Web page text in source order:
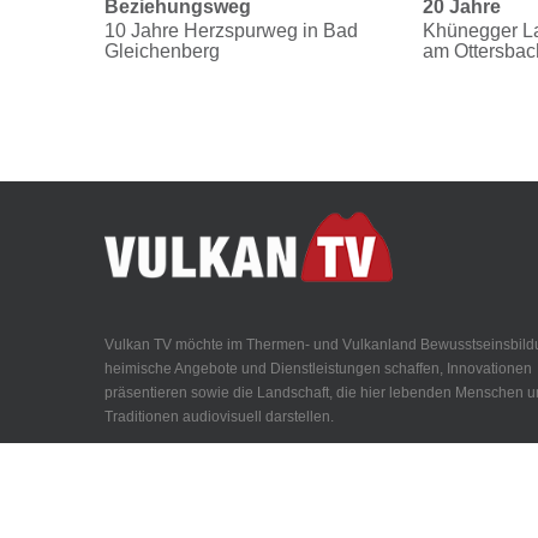
Beziehungsweg
10 Jahre Herzspurweg in Bad
Gleichenberg
20 Jahre
Khünegger
am
Vulkan TV möchte im Thermen- und Vulkanland
heimische Angebote und Dienstleistungen schaffen, Innovationen
präsentieren sowie die Landschaft, die hier lebenden Menschen
Traditionen audiovisuell darstellen.